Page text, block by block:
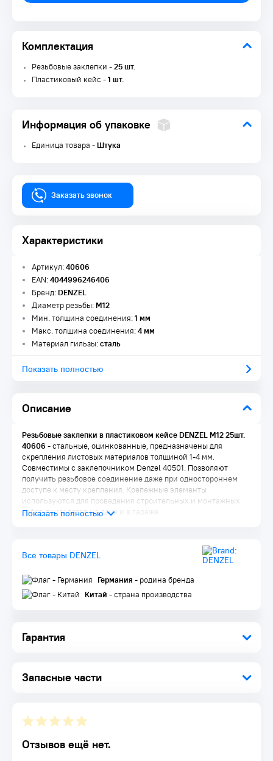
Комплектация
Резьбовые заклепки -25 шт.
Пластиковый кейс -1 шт.
Информация об упаковке
Единица товара -Штука
Заказать звонок
Характеристики
Описание
Гарантия
Запасные части
Артикул:40606
EAN:4044996246406
Бренд:DENZEL
Диаметр резьбы:М12
Мин. толщина соединения:1 мм
Макс. толщина соединения:4 мм
Материал гильзы:сталь
Показать полностью
Резьбовые заклепки в пластиковом кейсе DENZEL М12 25шт.
40606 - стальные, оцинкованные, предназначены для
скрепления листовых материалов толщиной 1-4 мм.
Совместимы с заклепочником Denzel 40501. Позволяют
получить резьбовое соединение даже при одностороннем
доступе к месту крепления. Крепежные элементы
используются для проведения строительных и монтажных
работ, пригодятся на даче и в гараже.
Прочность — заклепки изготовлены из стали, поэтому
выдерживают значительные нагрузки.
коррозии.
Надежное соединение — благодаря насечкам на рабочей
части заклепки неподвижно фиксируются в отверстиях,
Удобное хранение и транспортировка — заклепки
поставляются в прочном пластиковом кейсе с защелкой.
Все товары DENZEL
Германия - родина бренда
Китай - страна производства
Отзывов ещё нет.